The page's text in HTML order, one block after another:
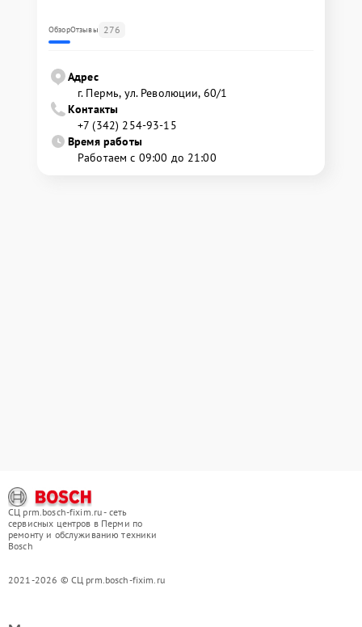
ОбзорОтзывы 276
Адрес
г. Пермь, ул. ​Революции, 60/1
Контакты
+7 (342) 254-93-15
Время работы
Работаем с 09:00 до 21:00
СЦ prm.bosch-fixim.ru - сеть
сервисных центров в Перми по
ремонту и обслуживанию техники
Bosch
2021-2026 © СЦ prm.bosch-fixim.ru